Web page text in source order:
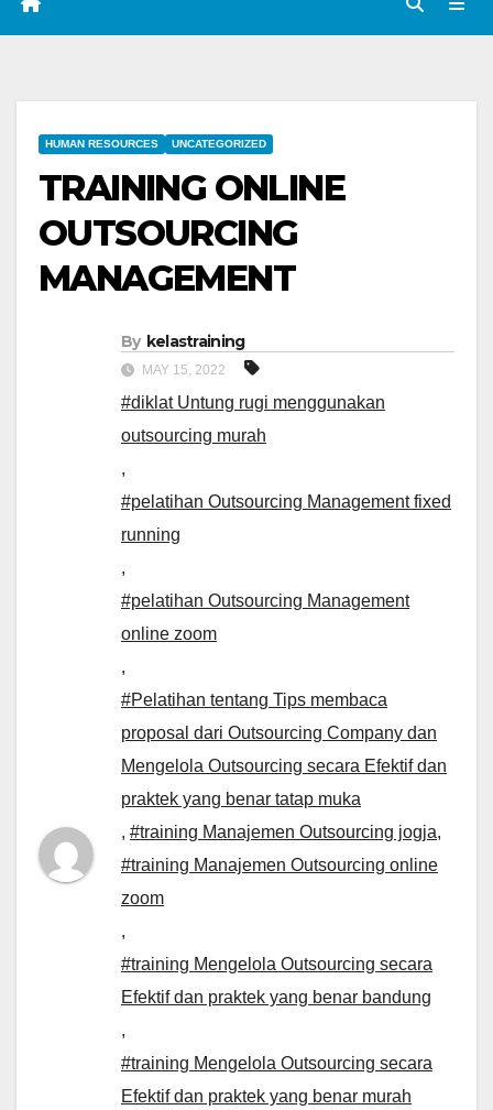
HUMAN RESOURCES UNCATEGORIZED
TRAINING ONLINE
OUTSOURCING
MANAGEMENT
By kelastraining
MAY 15, 2022
#diklat Untung rugi menggunakan
outsourcing murah
,
#pelatihan Outsourcing Management fixed
running
,
#pelatihan Outsourcing Management
online zoom
,
#Pelatihan tentang Tips membaca
proposal dari Outsourcing Company dan
Mengelola Outsourcing secara Efektif dan
praktek yang benar tatap muka
, #training Manajemen Outsourcing jogja,
#training Manajemen Outsourcing online
zoom
,
#training Mengelola Outsourcing secara
Efektif dan praktek yang benar bandung
,
#training Mengelola Outsourcing secara
Efektif dan praktek yang benar murah